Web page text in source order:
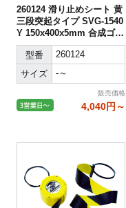
260124 滑り止めシート 黄
三段突起タイプ SVG-1540
Y 150x400x5mm 合成ゴム
製
型番
260124
サイズ
-～
販売価格
4,040円～